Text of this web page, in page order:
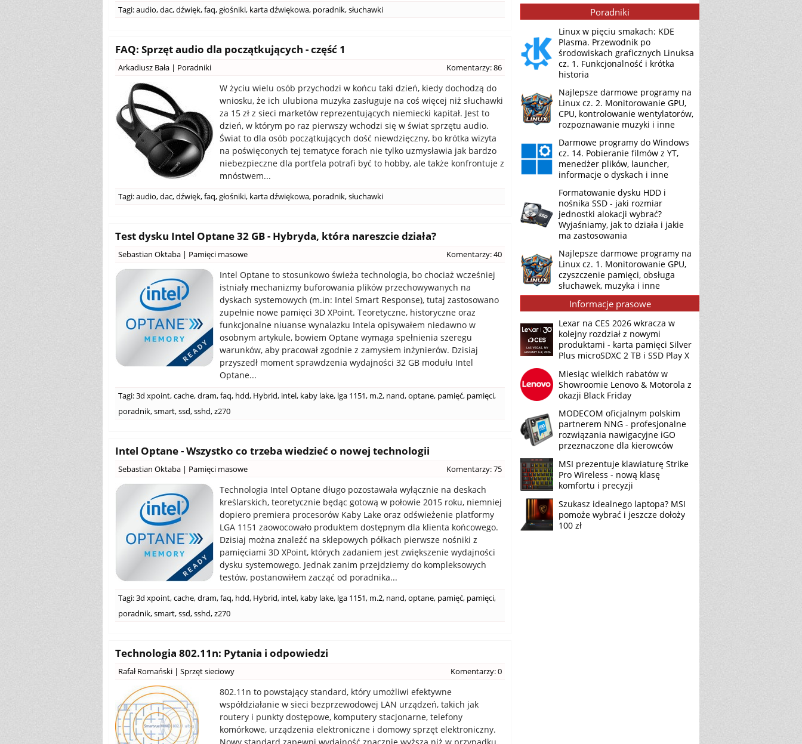
Tagi:audio,dac,dźwięk,faq,głośniki, karta dźwiękowa, poradnik,słuchawki
FAQ: Sprzęt audio dla początkujących - część 1
Arkadiusz Bała | Poradniki Komentarzy: 86
W życiu wielu osób przychodzi w końcu taki dzień, kiedy dochodzą do
wniosku, że ich ulubiona muzyka zasługuje na coś więcej niż słuchawki
za 15 zł z sieci marketów reprezentujących niemiecki kapitał. Jest to
dzień, w którym po raz pierwszy wchodzi się w świat sprzętu audio.
Świat to dla osób początkujących dość niewdzięczny, bo krótka wizyta
na poświęconych tej tematyce forach nie tylko uzmysławia jak bardzo
niebezpieczne dla portfela potrafi być to hobby, ale także konfrontuje z
mnóstwem...
Tagi:audio,dac,dźwięk,faq,głośniki, karta dźwiękowa, poradnik,słuchawki
Test dysku Intel Optane 32 GB - Hybryda, która nareszcie działa?
Sebastian Oktaba | Pamięci masowe Komentarzy: 40
Intel Optane to stosunkowo świeża technologia, bo chociaż wcześniej
istniały mechanizmy buforowania plików przechowywanych na
dyskach systemowych (m.in: Intel Smart Response), tutaj zastosowano
zupełnie nowe pamięci 3D XPoint. Teoretyczne, historyczne oraz
funkcjonalne niuanse wynalazku Intela opisywałem niedawno w
osobnym artykule, bowiem Optane wymaga spełnienia szeregu
warunków, aby pracował zgodnie z zamysłem inżynierów. Dzisiaj
przyszedł moment sprawdzenia wydajności 32 GB modułu Intel
Optane...
Tagi:3d xpoint,cache,dram,faq, hdd, Hybrid, intel, kaby lake, lga 1151, m.2, nand,optane, pamięć, pamięci,
poradnik,smart,ssd,sshd,z270
Intel Optane - Wszystko co trzeba wiedzieć o nowej technologii
Sebastian Oktaba | Pamięci masowe Komentarzy: 75
Technologia Intel Optane długo pozostawała wyłącznie na deskach
kreślarskich, teoretycznie będąc gotową w połowie 2015 roku, niemniej
dopiero premiera procesorów Kaby Lake oraz odświeżenie platformy
LGA 1151 zaowocowało produktem dostępnym dla klienta końcowego.
Dzisiaj można znaleźć na sklepowych półkach pierwsze nośniki z
pamięciami 3D XPoint, których zadaniem jest zwiększenie wydajności
dysku systemowego. Jednak zanim przejdziemy do kompleksowych
testów, postanowiłem zacząć od poradnika...
Tagi:3d xpoint,cache,dram,faq, hdd, Hybrid, intel, kaby lake, lga 1151, m.2, nand,optane, pamięć, pamięci,
poradnik,smart,ssd,sshd,z270
Technologia 802.11n: Pytania i odpowiedzi
Rafał Romański | Sprzęt sieciowy Komentarzy: 0
802.11n to powstający standard, który umożliwi efektywne
współdziałanie w sieci bezprzewodowej LAN urządzeń, takich jak
routery i punkty dostępowe, komputery stacjonarne, telefony
komórkowe, urządzenia elektroniczne i domowy sprzęt elektroniczny.
Poradniki
Linux w pięciu smakach: KDE
Plasma. Przewodnik po
środowiskach graficznych Linuksa
cz. 1. Funkcjonalność i krótka
historia
Najlepsze darmowe programy na
Linux cz. 2. Monitorowanie GPU,
CPU, kontrolowanie wentylatorów,
rozpoznawanie muzyki i inne
Darmowe programy do Windows
cz. 14. Pobieranie filmów z YT,
menedżer plików, launcher,
informacje o dyskach i inne
Formatowanie dysku HDD i
nośnika SSD - jaki rozmiar
jednostki alokacji wybrać?
Wyjaśniamy, jak to działa i jakie
ma zastosowania
Najlepsze darmowe programy na
Linux cz. 1. Monitorowanie GPU,
czyszczenie pamięci, obsługa
słuchawek, muzyka i inne
Informacje prasowe
Lexar na CES 2026 wkracza w
kolejny rozdział z nowymi
produktami - karta pamięci Silver
Plus microSDXC 2 TB i SSD Play X
Miesiąc wielkich rabatów w
Showroomie Lenovo & Motorola z
okazji Black Friday
MODECOM oficjalnym polskim
partnerem NNG - profesjonalne
rozwiązania nawigacyjne iGO
przeznaczone dla kierowców
MSI prezentuje klawiaturę Strike
Pro Wireless - nową klasę
komfortu i precyzji
Szukasz idealnego laptopa? MSI
pomoże wybrać i jeszcze dołoży
100 zł